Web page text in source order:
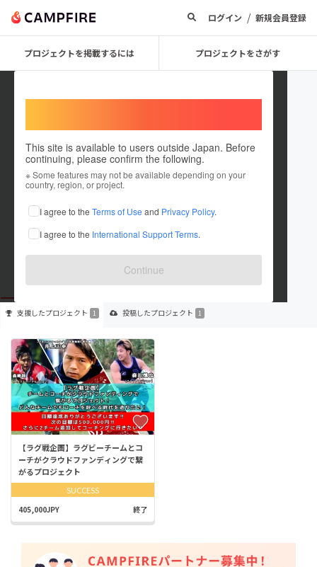
ログイン / 新規会員登録
プロジェクトを掲載するには プロジェクトをさがす
This site is available to users outside Japan. Before
continuing, please confirm the following.
※ Some features may not be available depending on your
country, region, or project.
I agree to the Terms of Use and Privacy Policy.
I agree to the International Support Terms.
Continue
Plasis
これまでに1回支援して1件のプロジェクトを投稿しています
在住国：日本 現在地：未設定
出身国：日本 出身地：未設定
支援したプロジェクト 1 投稿したプロジェクト 1
【ラグ戦企画】ラグビーチームとコ
ーチがクラウドファンディングで繋
がるプロジェクト
SUCCESS
405,000JPY 終了